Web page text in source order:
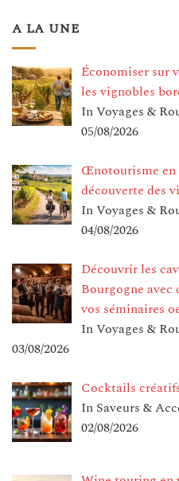
A LA UNE
Économiser sur
les vignobles
In Voyages &
05/08/2026
Œnotourisme en
découverte des
In Voyages &
04/08/2026
Découvrir les
Bourgogne avec
vos séminaires
In Voyages &
03/08/2026
Cocktails
In Saveurs &
02/08/2026